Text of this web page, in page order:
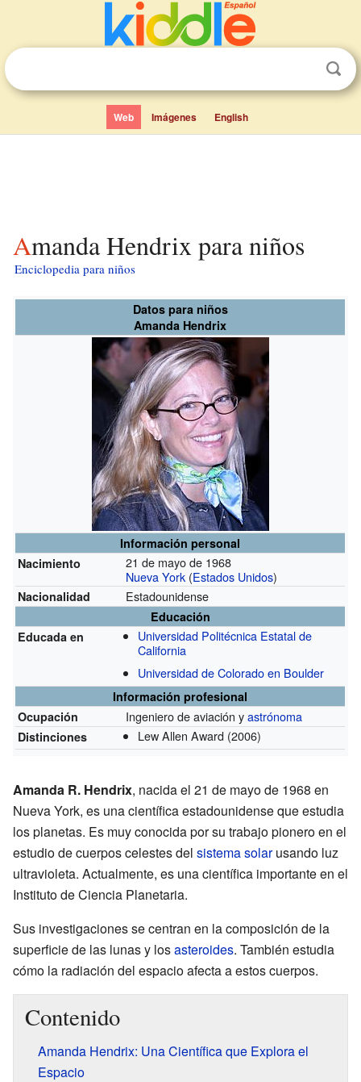
Web Imágenes English
Amanda Hendrix para niños
Enciclopedia para niños
Datos para niños
Amanda Hendrix
Información personal
Nacimiento
21 de mayo de 1968
Nueva York (Estados Unidos)
Nacionalidad Estadounidense
Educación
Educada en
Universidad Politécnica Estatal de
California
Universidad de Colorado en Boulder
Información profesional
Ocupación
Ingeniero de aviación yastrónoma
Distinciones Lew Allen Award (2006)
Amanda R. Hendrix, nacida el 21 de mayo de 1968 en
Nueva York, es una científica estadounidense que estudia
los planetas. Es muy conocida por su trabajo pionero en el
estudio de cuerpos celestes del sistema solarusando luz
ultravioleta. Actualmente, es una científica importante en el
Instituto de Ciencia Planetaria.
Sus investigaciones se centran en la composición de la
superficie de las lunas y losasteroides. También estudia
cómo la radiación del espacio afecta a estos cuerpos.
Contenido
Amanda Hendrix: Una Científica que Explora el
Espacio